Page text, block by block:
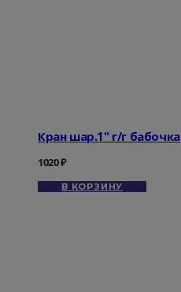
Кран шар.1" г/г бабочка
1020₽
В КОРЗИНУ